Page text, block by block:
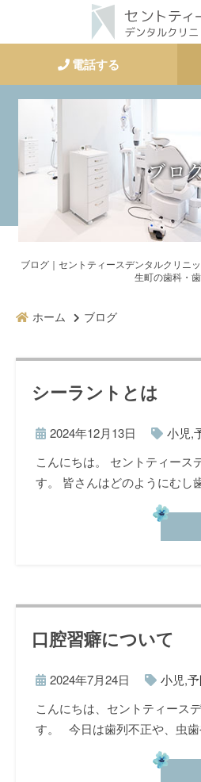
電話する
ブロ
ブログ｜セントティースデンタルクリニ
生町の歯科・
ホーム ブログ
シーラントとは
2024年12月13日 小児,
こんにちは。 セントティース
す。 皆さんはどのようにむし
口腔習癖について
2024年7月24日 小児,
こんにちは、セントティース
す。 今日は歯列不正や、虫